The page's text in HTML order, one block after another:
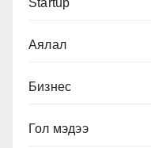
Startup
Аялал
Бизнес
Гол мэдээ